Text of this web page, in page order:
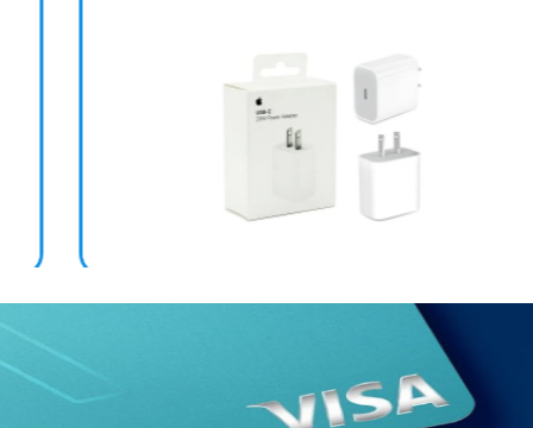
CABEZAL IPHONE 25W TIPO C MHJE3ZM/A